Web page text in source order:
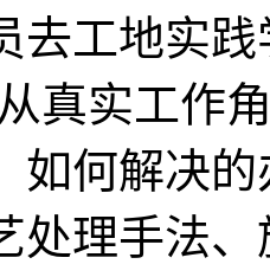
去工地实
真实工作
如何解决
处理手法